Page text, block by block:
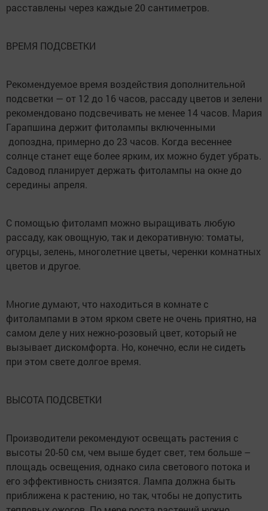
расставлены через каждые 20 сантиметров.
ВРЕМЯ ПОДСВЕТКИ
Рекомендуемое время воздействия дополнительной
подсветки — от 12 до 16 часов, рассаду цветов и зелени
рекомендовано подсвечивать не менее 14 часов. Мария
Гарапшина держит фитолампы включенными
допоздна, примерно до 23 часов. Когда весеннее
солнце станет еще более ярким, их можно будет убрать.
Садовод планирует держать фитолампы на окне до
середины апреля.
С помощью фитоламп можно выращивать любую
рассаду, как овощную, так и декоративную: томаты,
огурцы, зелень, многолетние цветы, черенки комнатных
цветов и другое.
Многие думают, что находиться в комнате с
фитолампами в этом ярком свете не очень приятно, на
самом деле у них нежно-розовый цвет, который не
вызывает дискомфорта. Но, конечно, если не сидеть
при этом свете долгое время.
ВЫСОТА ПОДСВЕТКИ
Производители рекомендуют освещать растения с
высоты 20-50 см, чем выше будет свет, тем больше –
площадь освещения, однако сила светового потока и
его эффективность снизятся. Лампа должна быть
приближена к растению, но так, чтобы не допустить